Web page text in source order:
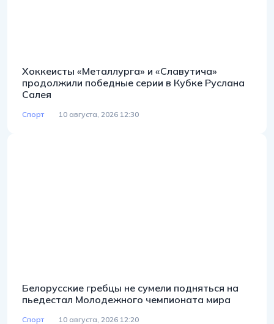
Хоккеисты «Металлурга» и «Славутича»
продолжили победные серии в Кубке Руслана
Салея
Спорт 10 августа, 2026 12:30
Белорусские гребцы не сумели подняться на
пьедестал Молодежного чемпионата мира
Спорт 10 августа, 2026 12:20